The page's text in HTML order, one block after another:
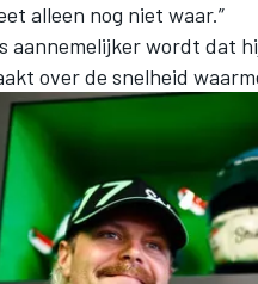
alleen nog niet waar.”
aannemelijker wordt dat
over de snelheid